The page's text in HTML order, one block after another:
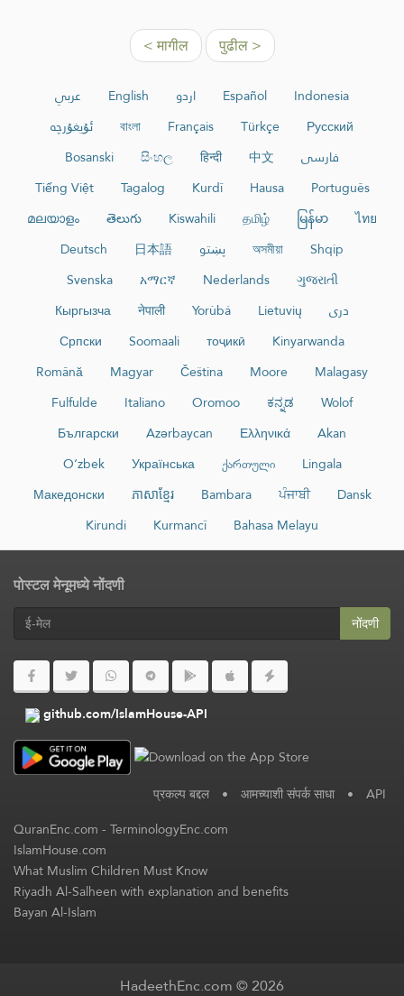
< मागील पुढील >
عربي English اردو Español
Indonesia
ئۇيغۇرچە
বাংলা Français Türkçe
Русский
Bosanski
සිංහල हिन्दी 中文
فارسی
Tiếng Việt
Tagalog Kurdî Hausa
Português
മലയാളം
తెలుగు Kiswahili தமிழ் မြန်မာ
ไทย
Deutsch
日本語 پښتو অসমীয়া
Shqip
Svenska
አማርኛ Nederlands
ગુજરાતી
Кыргызча
नेपाली Yorùbá Lietuvių
دری
Српски
Soomaali тоҷикӣ
Kinyarwanda
Română
Magyar Čeština Moore
Malagasy
Fulfulde
Italiano Oromoo ಕನ್ನಡ
Wolof
Български
Azərbaycan Ελληνικά
Akan
O‘zbek
Українська ქართული
Lingala
Македонски
ភាសាខ្មែរ Bambara ਪੰਜਾਬੀ
Dansk
Kirundi
Kurmancî Bahasa Melayu
पोस्टल मेनूमध्ये नोंदणी
नोंदणी
github.com/IslamHouse-API
प्रकल्प बद्दल • आमच्याशी संपर्क साधा • API
QuranEnc.com-TerminologyEnc.com
IslamHouse.com
What Muslim Children Must Know
Riyadh Al-Salheen with explanation and benefits
Bayan Al-Islam
HadeethEnc.com © 2026